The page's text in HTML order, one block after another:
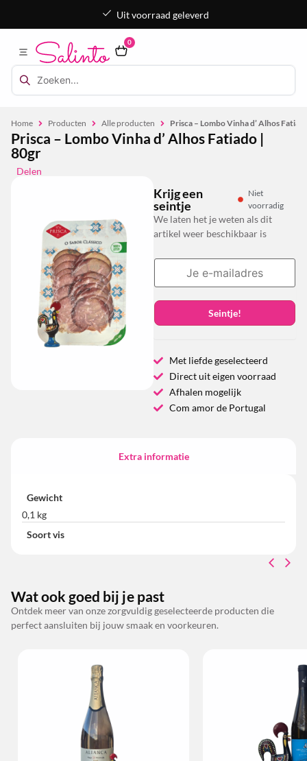
Uit voorraad geleverd
0
Home Producten Alle producten Prisca – Lombo Vinha d’ Alhos
Prisca – Lombo Vinha d’ Alhos Fatiado |
80gr
Delen
Krijg een
seintje
Niet
voorradig
We laten het je weten als dit
artikel weer beschikbaar is
Seintje!
Met liefde geselecteerd
Direct uit eigen voorraad
Afhalen mogelijk
Com amor de Portugal
Extra informatie
Gewicht
0,1 kg
Soort vis
Wat ook goed bij je past
Ontdek meer van onze zorgvuldig geselecteerde producten die
perfect aansluiten bij jouw smaak en voorkeuren.